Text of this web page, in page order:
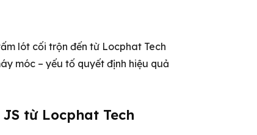
lót cối trộn đến từ Locphat Tech
móc – yếu tố quyết định hiệu quả
từ Locphat Tech